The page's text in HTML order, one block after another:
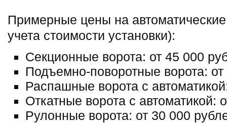
Примерные цены на
учета стоимости установки):
Секционные ворота: от 45 000
Подъемно-поворотные ворота:
Распашные ворота с
Откатные ворота с автоматикой:
Рулонные ворота: от 30 000